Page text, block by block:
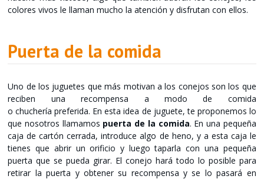
colores vivos le llaman mucho la atención y disfrutan con ellos.
Puerta de la comida
Uno de los juguetes que más motivan a los conejos son los que
reciben una recompensa a modo de comida
o chuchería preferida. En esta idea de juguete, te proponemos lo
que nosotros llamamos puerta de la comida. En una pequeña
caja de cartón cerrada, introduce algo de heno, y a esta caja le
tienes que abrir un orificio y luego taparla con una pequeña
puerta que se pueda girar. El conejo hará todo lo posible para
retirar la puerta y obtener su recompensa y se lo pasará en